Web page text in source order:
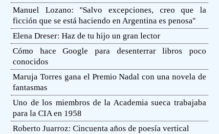
Manuel Lozano: ''Salvo excepciones, creo que la
ficción que se está haciendo en Argentina es penosa''
Elena Dreser: Haz de tu hijo un gran lector
Cómo hace Google para desenterrar libros poco
conocidos
Maruja Torres gana el Premio Nadal con una novela de
fantasmas
Uno de los miembros de la Academia sueca trabajaba
para la CIA en 1958
Roberto Juarroz: Cincuenta años de poesía vertical